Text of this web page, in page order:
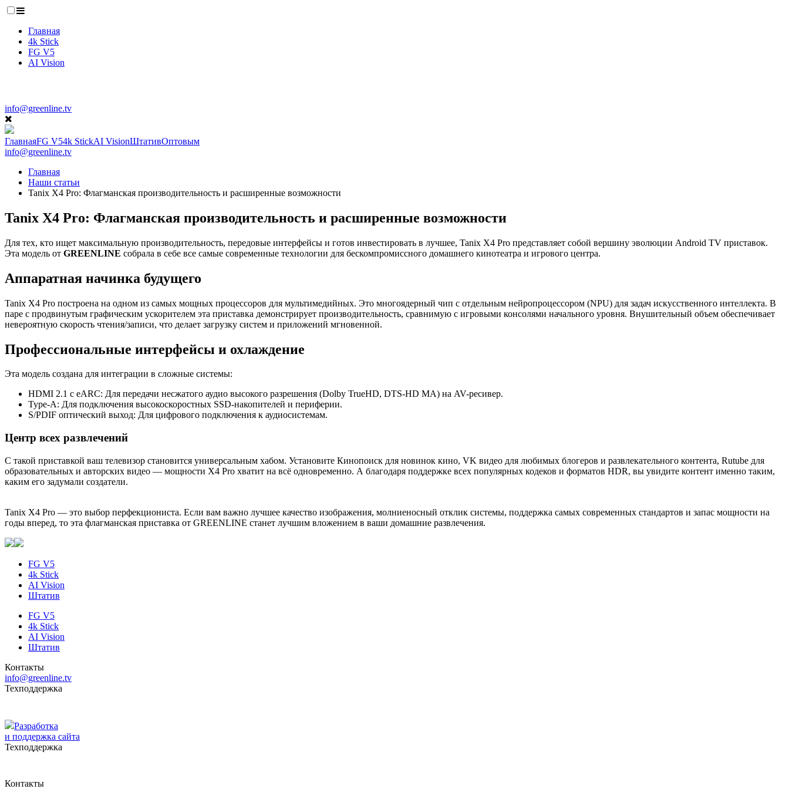
Главная
4k Stick
FG V5
AI Vision
info@greenline.tv
ГлавнаяFG V54k StickAI VisionШтативОптовым
info@greenline.tv
Главная
Наши статьи
Tanix X4 Pro: Флагманская производительность и расширенные возможности
Tanix X4 Pro: Флагманская производительность и расширенные возможности
Для тех, кто ищет максимальную производительность, передовые интерфейсы и готов инвестировать в лучшее, Tanix X4 Pro представляет собой вершину эволюции Android TV приставок.
Эта модель от GREENLINE собрала в себе все самые современные технологии для бескомпромиссного домашнего кинотеатра и игрового центра.
Аппаратная начинка будущего
Tanix X4 Pro построена на одном из самых мощных процессоров для мультимедийных. Это многоядерный чип с отдельным нейропроцессором (NPU) для задач искусственного интеллекта. В
паре с продвинутым графическим ускорителем эта приставка демонстрирует производительность, сравнимую с игровыми консолями начального уровня. Внушительный объем обеспечивает
невероятную скорость чтения/записи, что делает загрузку систем и приложений мгновенной.
Профессиональные интерфейсы и охлаждение
Эта модель создана для интеграции в сложные системы:
HDMI 2.1 с eARC: Для передачи несжатого аудио высокого разрешения (Dolby TrueHD, DTS-HD MA) на AV-ресивер.
Type-A: Для подключения высокоскоростных SSD-накопителей и периферии.
S/PDIF оптический выход: Для цифрового подключения к аудиосистемам.
Центр всех развлечений
С такой приставкой ваш телевизор становится универсальным хабом. Установите Кинопоиск для новинок кино, VK видео для любимых блогеров и развлекательного контента, Rutube для
образовательных и авторских видео — мощности X4 Pro хватит на всё одновременно. А благодаря поддержке всех популярных кодеков и форматов HDR, вы увидите контент именно таким,
каким его задумали создатели.
Tanix X4 Pro — это выбор перфекциониста. Если вам важно лучшее качество изображения, молниеносный отклик системы, поддержка самых современных стандартов и запас мощности на
годы вперед, то эта флагманская приставка от GREENLINE станет лучшим вложением в ваши домашние развлечения.
FG V5
4k Stick
AI Vision
Штатив
FG V5
4k Stick
AI Vision
Штатив
Контакты
info@greenline.tv
Техподдержка
Разработка
и поддержка сайта
Техподдержка
Контакты